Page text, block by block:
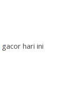
gacor hari ini